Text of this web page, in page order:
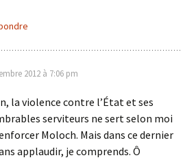
2012 à 7:06 pm
la violence contre l’État et ses
serviteurs ne sert selon moi
Moloch. Mais dans ce dernier
applaudir, je comprends. Ô